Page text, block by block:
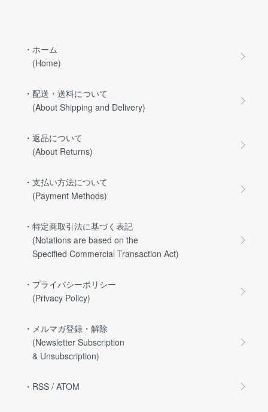
・ホーム
(Home)
・配送・送料について
(About Shipping and Delivery)
・返品について
(About Returns)
・支払い方法について
(Payment Methods)
・特定商取引法に基づく表記
(Notations are based on the
Specified Commercial Transaction Act)
・プライバシーポリシー
(Privacy Policy)
・メルマガ登録・解除
(Newsletter Subscription
& Unsubscription)
・RSS / ATOM